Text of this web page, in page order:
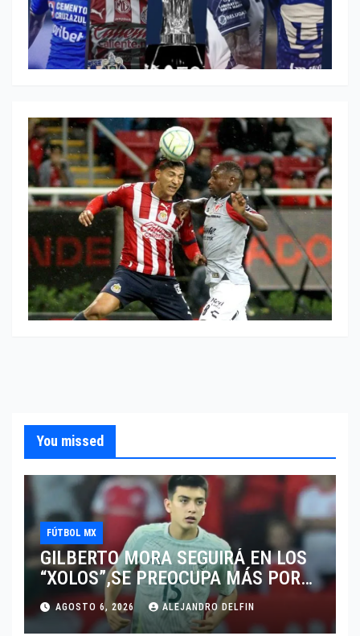
You missed
FÚTBOL MX
GILBERTO MORA SEGUIRÁ EN LOS
“XOLOS”,SE PREOCUPA MÁS POR
JUGAR EN SU EQUIPO.
AGOSTO 6, 2026 ALEJANDRO DELFIN